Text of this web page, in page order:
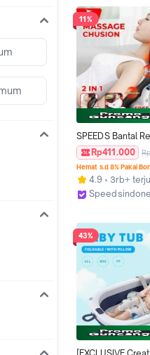
11%
SPEEDS Bantal
Massage
Punggung  070-9
Rp411.000
Hemat s.d 8% Pakai
4.9
3rb+
43%